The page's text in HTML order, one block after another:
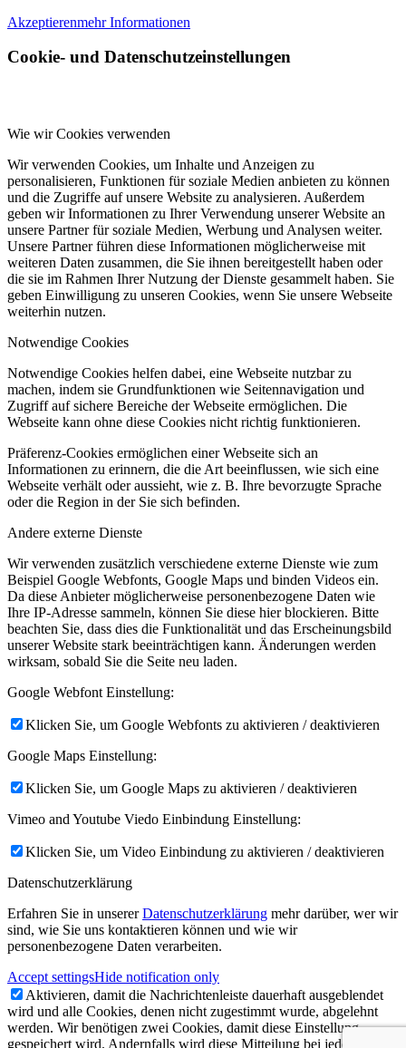
Akzeptierenmehr Informationen
Cookie- und Datenschutzeinstellungen
Wie wir Cookies verwenden
Wir verwenden Cookies, um Inhalte und Anzeigen zu
personalisieren, Funktionen für soziale Medien anbieten zu können
und die Zugriffe auf unsere Website zu analysieren. Außerdem
geben wir Informationen zu Ihrer Verwendung unserer Website an
unsere Partner für soziale Medien, Werbung und Analysen weiter.
Unsere Partner führen diese Informationen möglicherweise mit
weiteren Daten zusammen, die Sie ihnen bereitgestellt haben oder
die sie im Rahmen Ihrer Nutzung der Dienste gesammelt haben. Sie
geben Einwilligung zu unseren Cookies, wenn Sie unsere Webseite
weiterhin nutzen.
Notwendige Cookies
Notwendige Cookies helfen dabei, eine Webseite nutzbar zu
machen, indem sie Grundfunktionen wie Seitennavigation und
Zugriff auf sichere Bereiche der Webseite ermöglichen. Die
Webseite kann ohne diese Cookies nicht richtig funktionieren.
Präferenz-Cookies ermöglichen einer Webseite sich an
Informationen zu erinnern, die die Art beeinflussen, wie sich eine
Webseite verhält oder aussieht, wie z. B. Ihre bevorzugte Sprache
oder die Region in der Sie sich befinden.
Andere externe Dienste
Wir verwenden zusätzlich verschiedene externe Dienste wie zum
Beispiel Google Webfonts, Google Maps und binden Videos ein.
Da diese Anbieter möglicherweise personenbezogene Daten wie
Ihre IP-Adresse sammeln, können Sie diese hier blockieren. Bitte
beachten Sie, dass dies die Funktionalität und das Erscheinungsbild
unserer Website stark beeinträchtigen kann. Änderungen werden
wirksam, sobald Sie die Seite neu laden.
Google Webfont Einstellung:
Klicken Sie, um Google Webfonts zu aktivieren / deaktivieren
Google Maps Einstellung:
Klicken Sie, um Google Maps zu aktivieren / deaktivieren
Vimeo and Youtube Viedo Einbindung Einstellung:
Klicken Sie, um Video Einbindung zu aktivieren / deaktivieren
Datenschutzerklärung
Erfahren Sie in unsererDatenschutzerklärung mehr darüber, wer wir
sind, wie Sie uns kontaktieren können und wie wir
personenbezogene Daten verarbeiten.
Accept settingsHide notification only
Aktivieren, damit die Nachrichtenleiste dauerhaft ausgeblendet
wird und alle Cookies, denen nicht zugestimmt wurde, abgelehnt
werden. Wir benötigen zwei Cookies, damit diese Einstellung
gespeichert wird. Andernfalls wird diese Mitteilung bei jedem